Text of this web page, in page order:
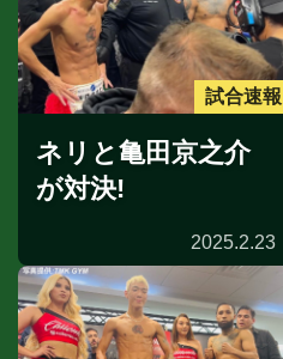
試合速報
ネリと亀田京之介
が対決!
2025.2.23